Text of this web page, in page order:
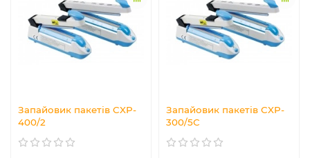
Запайовик пакетів CXP-
400/2
Запайовик пакетів CXP-
300/5С